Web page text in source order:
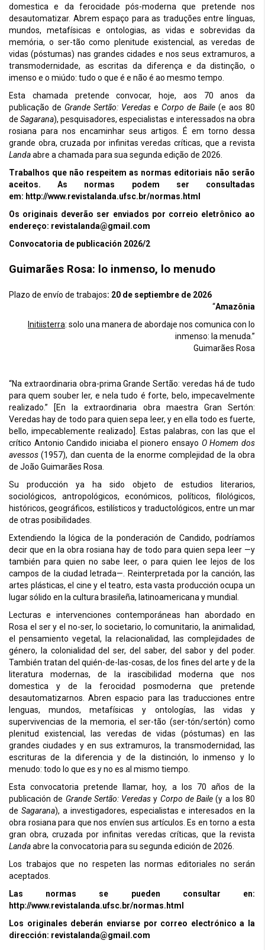
domestica e da ferocidade pós-moderna que pretende nos
desautomatizar. Abrem espaço para as traduções entre línguas,
mundos, metafísicas e ontologias, as vidas e sobrevidas da
memória, o ser-tão como plenitude existencial, as veredas de
vidas (póstumas) nas grandes cidades e nos seus extramuros, a
transmodernidade, as escritas da diferença e da distinção, o
imenso e o miúdo: tudo o que é e não é ao mesmo tempo.
Esta chamada pretende convocar, hoje, aos 70 anos da
publicação de Grande Sertão: Veredas e Corpo de Baile (e aos 80
deSagarana), pesquisadores, especialistas e interessados na obra
rosiana para nos encaminhar seus artigos. É em torno dessa
grande obra, cruzada por infinitas veredas críticas, que a revista
Landaabre a chamada para sua segunda edição de 2026.
Trabalhos que não respeitem as normas editoriais não serão
aceitos. As normas podem ser consultadas
em: http://www.revistalanda.ufsc.br/normas.html
Os originais deverão ser enviados por correio eletrônico ao
endereço: revistalanda@gmail.com
Convocatoria de publicación 2026/2
Guimarães Rosa: lo inmenso, lo menudo
Plazo de envío de trabajos: 20 de septiembre de 2026
“Amazônia
Initiisterra: solo una manera de abordaje nos comunica con lo
inmenso: la menuda.”
Guimarães Rosa
“Na extraordinaria obra-prima Grande Sertão: veredas há de tudo
para quem souber ler, e nela tudo é forte, belo, impecavelmente
realizado.” [En la extraordinaria obra maestra Gran Sertón:
Veredas hay de todo para quien sepa leer, y en ella todo es fuerte,
bello, impecablemente realizado]. Estas palabras, con las que el
crítico Antonio Candido iniciaba el pionero ensayo O Homem dos
avessos (1957), dan cuenta de la enorme complejidad de la obra
de João Guimarães Rosa.
Su producción ya ha sido objeto de estudios literarios,
sociológicos, antropológicos, económicos, políticos, filológicos,
históricos, geográficos, estilísticos y traductológicos, entre un mar
de otras posibilidades.
Extendiendo la lógica de la ponderación de Candido, podríamos
decir que en la obra rosiana hay de todo para quien sepa leer —y
también para quien no sabe leer, o para quien lee lejos de los
campos de la ciudad letrada—. Reinterpretada por la canción, las
artes plásticas, el cine y el teatro, esta vasta producción ocupa un
lugar sólido en la cultura brasileña, latinoamericana y mundial.
Lecturas e intervenciones contemporáneas han abordado en
Rosa el ser y el no-ser, lo societario, lo comunitario, la animalidad,
el pensamiento vegetal, la relacionalidad, las complejidades de
género, la colonialidad del ser, del saber, del sabor y del poder.
También tratan del quién-de-las-cosas, de los fines del arte y de la
literatura modernas, de la irascibilidad moderna que nos
domestica y de la ferocidad posmoderna que pretende
desautomatizarnos. Abren espacio para las traducciones entre
lenguas, mundos, metafísicas y ontologías, las vidas y
supervivencias de la memoria, el ser-tão (ser-tón/sertón) como
plenitud existencial, las veredas de vidas (póstumas) en las
grandes ciudades y en sus extramuros, la transmodernidad, las
escrituras de la diferencia y de la distinción, lo inmenso y lo
menudo: todo lo que es y no es al mismo tiempo.
Esta convocatoria pretende llamar, hoy, a los 70 años de la
publicación de Grande Sertão: Veredas y Corpo de Baile (y a los 80
de Sagarana), a investigadores, especialistas e interesados en la
obra rosiana para que nos envíen sus artículos. Es en torno a esta
gran obra, cruzada por infinitas veredas críticas, que la revista
Landaabre la convocatoria para su segunda edición de 2026.
Los trabajos que no respeten las normas editoriales no serán
aceptados.
Las normas se pueden consultar en:
http://www.revistalanda.ufsc.br/normas.html
Los originales deberán enviarse por correo electrónico a la
dirección: revistalanda@gmail.com